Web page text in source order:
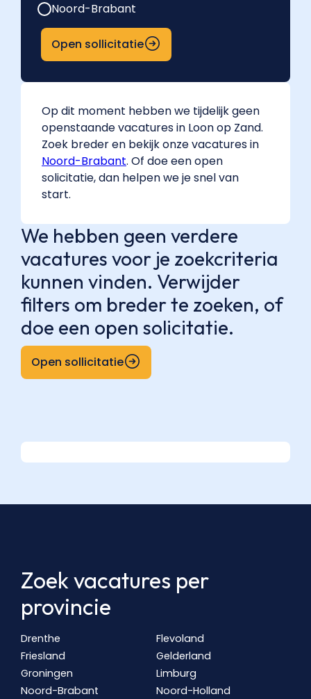
Noord-Brabant
Open sollicitatie
Op dit moment hebben we tijdelijk geen
openstaande vacatures in Loon op Zand.
Zoek breder en bekijk onze vacatures in
Noord-Brabant. Of doe een open
solicitatie, dan helpen we je snel van
start.
We hebben geen verdere
vacatures voor je zoekcriteria
kunnen vinden. Verwijder
filters om breder te zoeken, of
doe een open solicitatie.
Open sollicitatie
Zoek vacatures per
provincie
Drenthe
Flevoland
Friesland
Gelderland
Groningen
Limburg
Noord-Brabant
Noord-Holland